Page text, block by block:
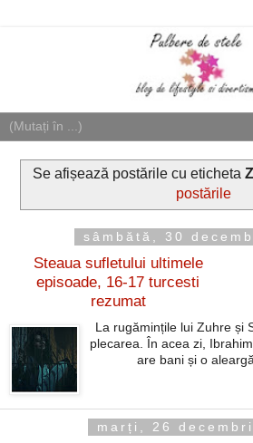
Se afișează postările cu eticheta
postările
sâmbătă, 30
Steaua sufletului ultimele
episoade, 16-17 turcesti
rezumat
La rugămințile lui Zuhre și
plecarea. În acea zi,
are bani și o
marți, 26